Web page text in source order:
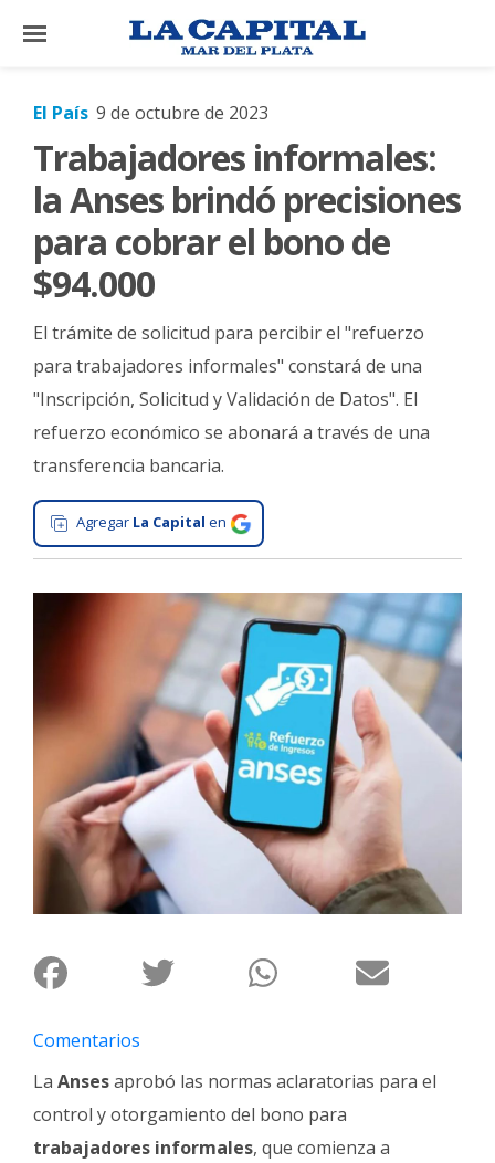
×
País
Mundo
La
Cultura
Tecnología
Gastronomía
Interés
General
La
y
Espectáculos
Policiales
Cartelera
Fotos
Familia
Clasificados
El País 9 de octubre de 2023
Trabajadores informales:
la Anses brindó precisiones
para cobrar el bono de
$94.000
El trámite de solicitud para percibir el "refuerzo
para trabajadores informales" constará de una
"Inscripción, Solicitud y Validación de Datos". El
refuerzo económico se abonará a través de una
transferencia bancaria.
Agregar La Capital en
Comentarios
La Ansesaprobó las normas aclaratorias para el
control y otorgamiento del bono para
trabajadores informales, que comienza a